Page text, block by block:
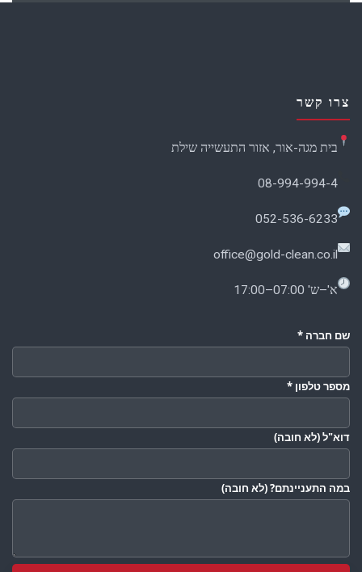
צרו קשר
בית מגה-אור, אזור התעשייה שילת
08-994-994-4
052-536-6233
office@gold-clean.co.il
א'–ש' 07:00–17:00
שם חברה *
מספר טלפון *
דוא"ל(לא חובה)
במה התעניינתם?(לא חובה)